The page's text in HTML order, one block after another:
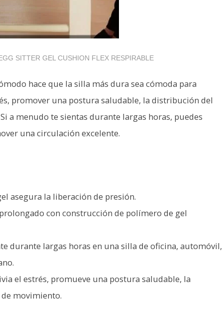
SITTER GEL CUSHION FLEX RESPIRABLE
hace que la silla más dura sea cómoda para
promover una postura saludable, la distribución del
a menudo te sientas durante largas horas, puedes
una circulación excelente.
asegura la liberación de presión.
con construcción de polímero de gel
durante largas horas en una silla de oficina, automóvil,
el estrés, promueve una postura saludable, la
movimiento.